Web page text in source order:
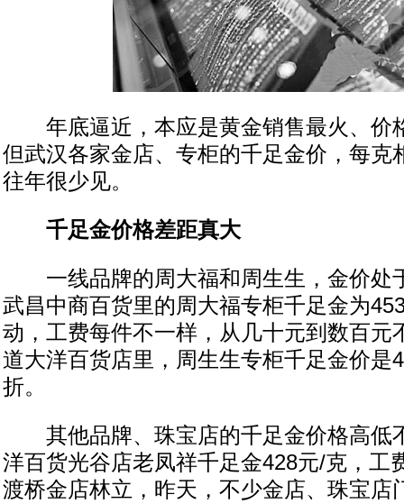
年底逼近，本应是黄金销售最火、价
但武汉各家金店、专柜的千足金价，每克
往年很少见。
千足金价格差距真大
一线品牌的周大福和周生生，金价处
武昌中商百货里的周大福专柜千足金为
动，工费每件不一样，从几十元到数百元
道大洋百货店里，周生生专柜千足金价是
折。
其他品牌、珠宝店的千足金价格高低
洋百货光谷店老凤祥千足金428元/克，工
渡桥金店林立，昨天，不少金店、珠宝店